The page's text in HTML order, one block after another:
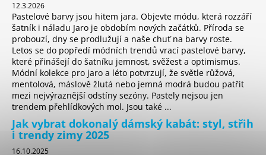
12.3.2026
Pastelové barvy jsou hitem jara. Objevte módu, která rozzáří
šatník i náladu Jaro je obdobím nových začátků. Příroda se
probouzí, dny se prodlužují a naše chuť na barvy roste.
Letos se do popředí módních trendů vrací pastelové barvy,
které přinášejí do šatníku jemnost, svěžest a optimismus.
Módní kolekce pro jaro a léto potvrzují, že světle růžová,
mentolová, máslově žlutá nebo jemná modrá budou patřit
mezi nejvýraznější odstíny sezóny. Pastely nejsou jen
trendem přehlídkových mol. Jsou také ...
Jak vybrat dokonalý dámský kabát: styl, střih
i trendy zimy 2025
16.10.2025